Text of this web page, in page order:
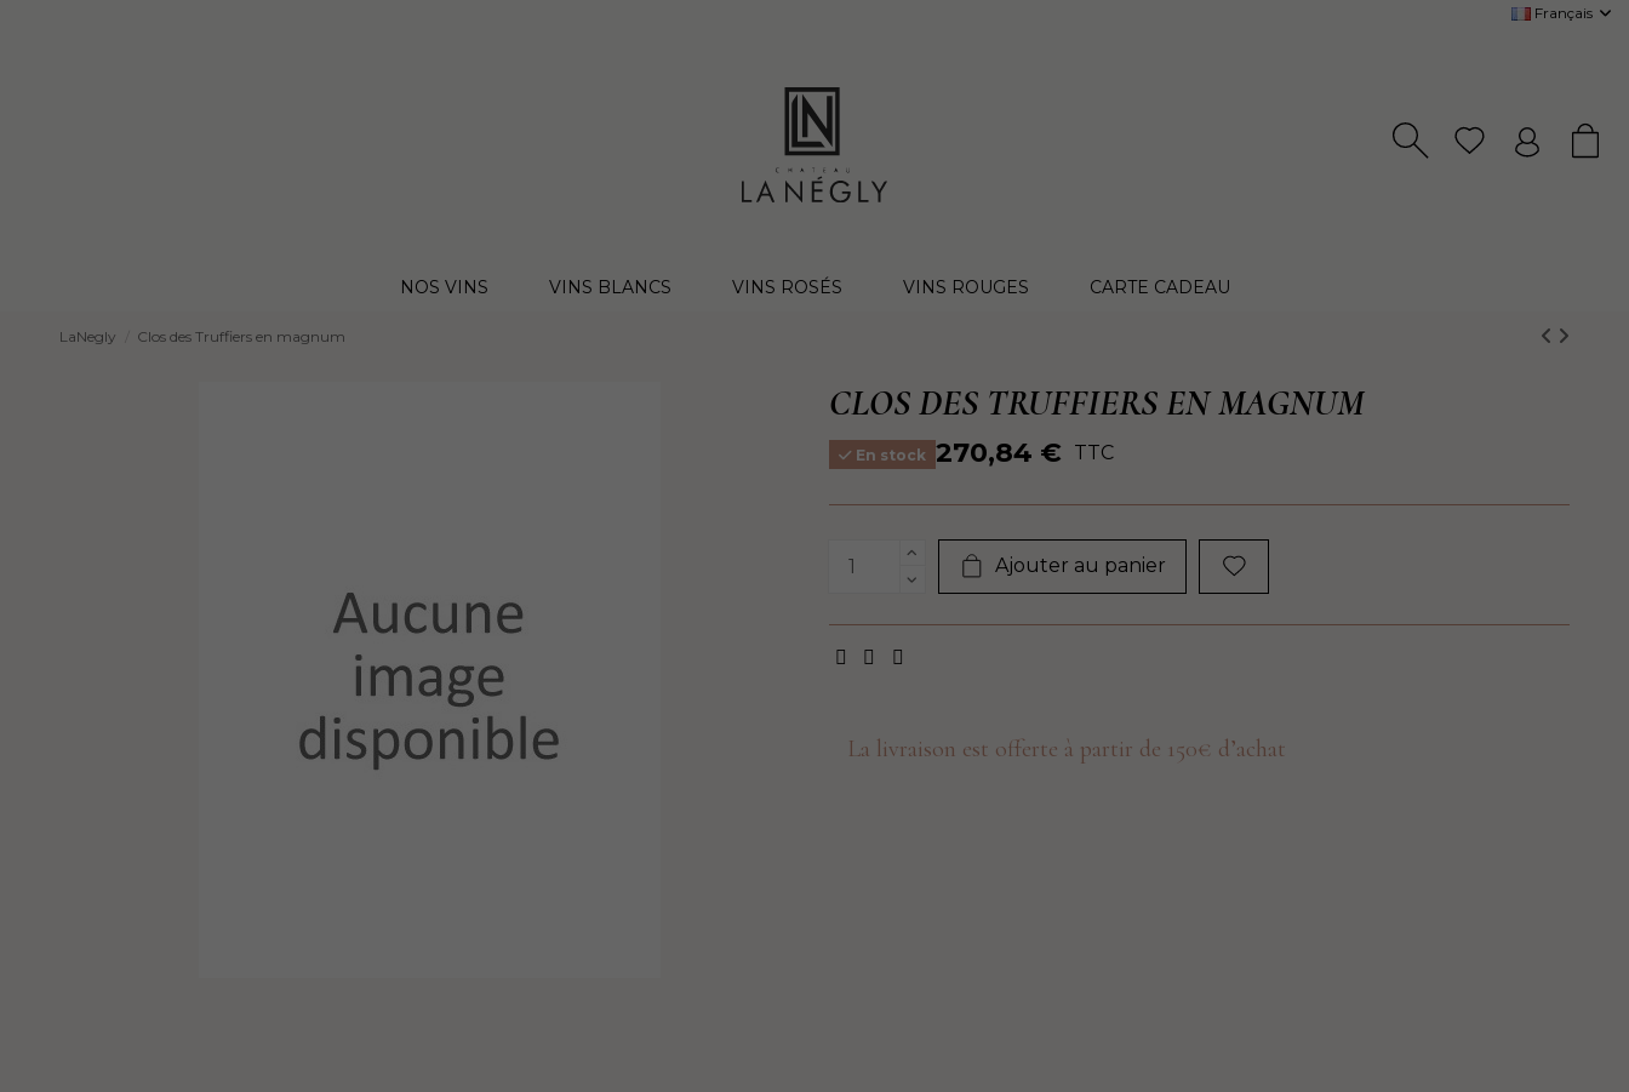
Français
NOS VINS VINS BLANCS VINS ROSÉS VINS ROUGES CARTE CADEAU
LaNegly Clos des Truffiers en magnum
CLOS DES TRUFFIERS EN MAGNUM
En stock 270,84 € TTC
Ajouter au panier
La livraison est offerte à partir de 150€ d’achat